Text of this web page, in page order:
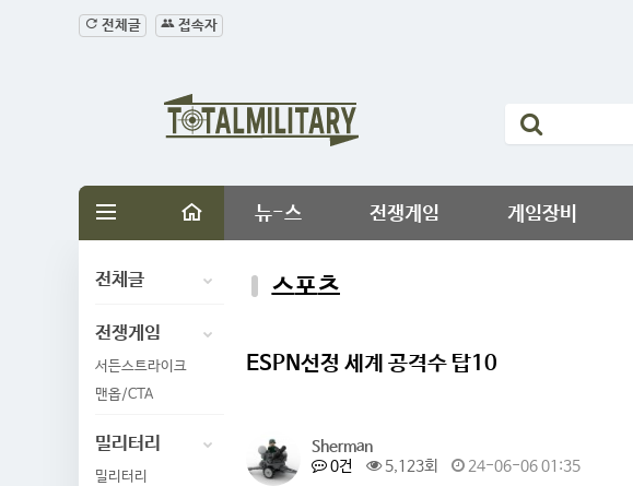
전체글 접속자
뉴-스 전쟁게임 게임장비
전체글
전쟁게임
서든스트라이크
맨옵/CTA
밀리터리
밀리터리
스포츠
ESPN선정 세계 공격수 탑10
Sherman
0건
5,123회 24-06-06 01:35